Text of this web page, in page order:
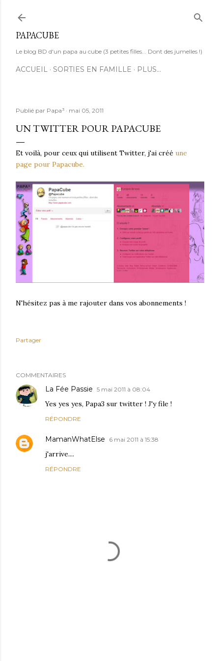
PAPACUBE
Le blog BD d'un papa au cube (3 petites filles... Dont des jumelles !)
ACCUEIL SORTIES EN FAMILLE PLUS…
Publié par Papa³ mai 05, 2011
UN TWITTER POUR PAPACUBE
Et voilà, pour ceux qui utilisent Twitter, j'ai créé une
page pour Papacube.
N'hésitez pas à me rajouter dans vos abonnements !
Partager
COMMENTAIRES
La Fée Passie 5 mai 2011 à 08:04
Yes yes yes, Papa3 sur twitter ! J'y file !
RÉPONDRE
MamanWhatElse 6 mai 2011 à 15:38
j'arrive....
RÉPONDRE